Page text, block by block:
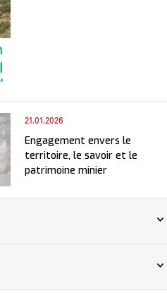
21.01.2026
Engagement envers le
territoire, le savoir et le
patrimoine minier